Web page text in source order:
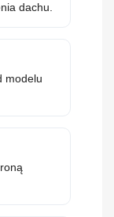
dachu.
modelu